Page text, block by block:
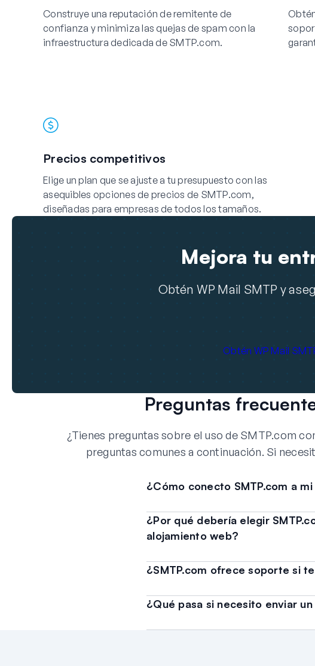
Construye una reputación de remitente de
confianza y minimiza las quejas de spam con la
infraestructura dedicada de SMTP.com.
Precios competitivos
Elige un plan que se ajuste a tu presupuesto con las
asequibles opciones de precios de SMTP.com,
diseñadas para empresas de todos los tamaños.
Mejora tu
Obtén WP Mail SMTP y
Obtén WP Mail
Preguntas
¿Tienes preguntas sobre el uso de SMTP.com
preguntas comunes a continuación. Si
¿Cómo conecto SMTP.com a
¿Por qué debería elegir
alojamiento web?
¿SMTP.com ofrece soporte si
¿Qué pasa si necesito enviar